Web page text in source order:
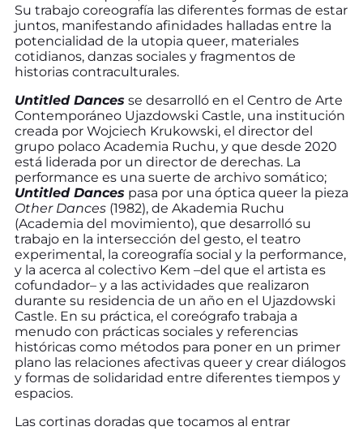
Su trabajo coreografía las diferentes formas de estar
juntos, manifestando afinidades halladas entre la
potencialidad de la utopia queer, materiales
cotidianos, danzas sociales y fragmentos de
historias contraculturales.
Untitled Dances se desarrolló en el Centro de Arte
Contemporáneo Ujazdowski Castle, una institución
creada por Wojciech Krukowski, el director del
grupo polaco Academia Ruchu, y que desde 2020
está liderada por un director de derechas. La
performance es una suerte de archivo somático;
Untitled Dances pasa por una óptica queer la pieza
Other Dances (1982), de Akademia Ruchu
(Academia del movimiento), que desarrolló su
trabajo en la intersección del gesto, el teatro
experimental, la coreografía social y la performance,
y la acerca al colectivo Kem –del que el artista es
cofundador– y a las actividades que realizaron
durante su residencia de un año en el Ujazdowski
Castle. En su práctica, el coreógrafo trabaja a
menudo con prácticas sociales y referencias
históricas como métodos para poner en un primer
plano las relaciones afectivas queer y crear diálogos
y formas de solidaridad entre diferentes tiempos y
espacios.
Las cortinas doradas que tocamos al entrar